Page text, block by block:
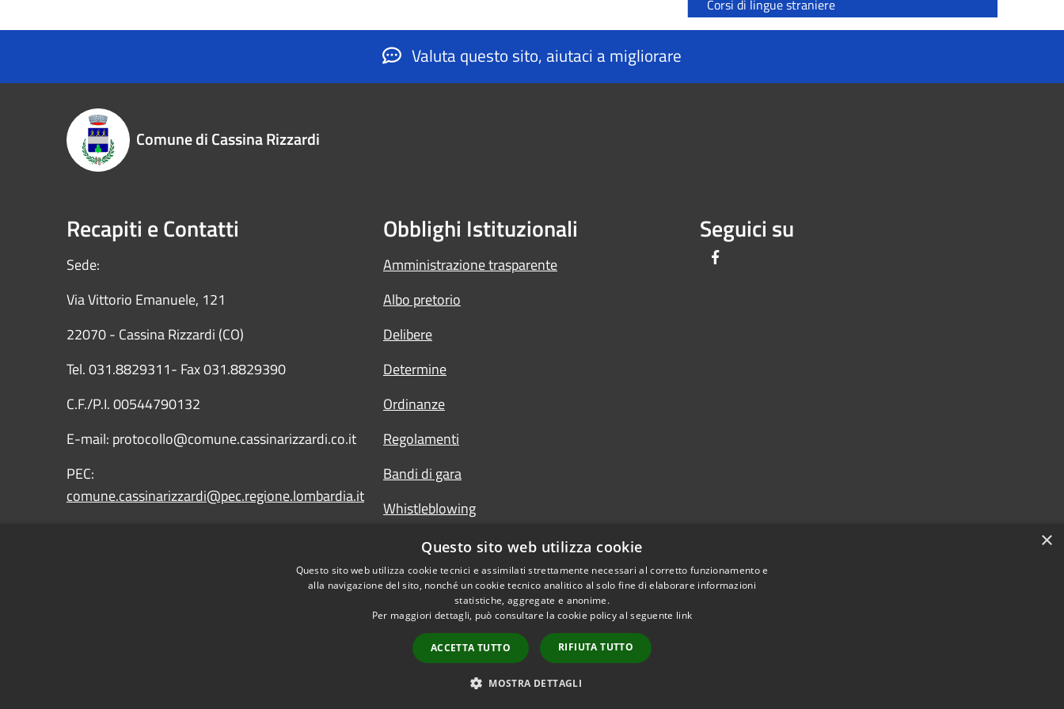
Corsi di lingue straniere
Valuta questo sito, aiutaci a migliorare
Comune di Cassina Rizzardi
Recapiti e Contatti
Sede:
Via Vittorio Emanuele, 121
22070 - Cassina Rizzardi (CO)
Tel. 031.8829311- Fax 031.8829390
C.F./P.I. 00544790132
E-mail: protocollo@comune.cassinarizzardi.co.it
PEC:
comune.cassinarizzardi@pec.regione.lombardia.it
Obblighi Istituzionali
Amministrazione trasparente
Albo pretorio
Delibere
Determine
Ordinanze
Regolamenti
Bandi di gara
Whistleblowing
Seguici su
Copyright © 2026 • Comune di Cassina Rizzardi • Powered by
×
Questo sito web utilizza cookie
Questo sito web utilizza cookie tecnici e assimilati strettamente necessari al corretto funzionamento e
alla navigazione del sito, nonché un cookie tecnico analitico al solo fine di elaborare informazioni
statistiche, aggregate e anonime.
Per maggiori dettagli, può consultare la cookie policy al seguente link
ACCETTA TUTTO RIFIUTA TUTTO
MOSTRA DETTAGLI